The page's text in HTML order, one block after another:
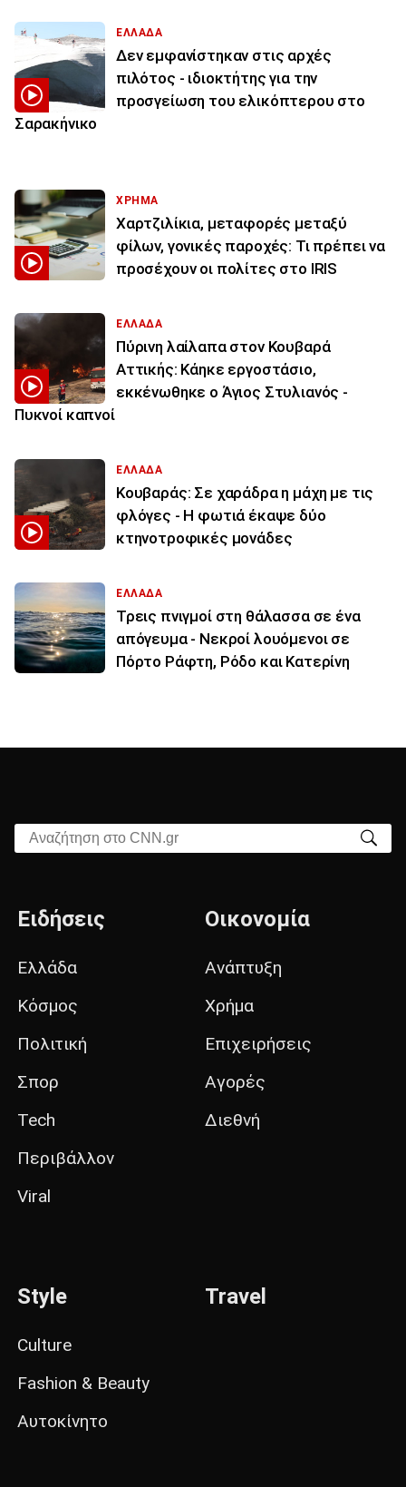
ΕΛΛΑΔΑ
Δεν εμφανίστηκαν στις αρχές
πιλότος - ιδιοκτήτης για την
προσγείωση του ελικόπτερου στο
Σαρακήνικο
ΧΡΗΜΑ
Χαρτζιλίκια, μεταφορές μεταξύ
φίλων, γονικές παροχές: Τι πρέπει να
προσέχουν οι πολίτες στο IRIS
ΕΛΛΑΔΑ
Πύρινη λαίλαπα στον Κουβαρά
Αττικής: Κάηκε εργοστάσιο,
εκκένωθηκε ο Άγιος Στυλιανός -
Πυκνοί καπνοί
ΕΛΛΑΔΑ
Κουβαράς: Σε χαράδρα η μάχη με τις
φλόγες - Η φωτιά έκαψε δύο
κτηνοτροφικές μονάδες
ΕΛΛΑΔΑ
Τρεις πνιγμοί στη θάλασσα σε ένα
απόγευμα - Νεκροί λουόμενοι σε
Πόρτο Ράφτη, Ρόδο και Κατερίνη
Αναζήτηση στο CNN.gr
Ειδήσεις
Ελλάδα
Κόσμος
Πολιτική
Σπορ
Tech
Περιβάλλον
Viral
Οικονομία
Ανάπτυξη
Χρήμα
Επιχειρήσεις
Αγορές
Διεθνή
Style
Culture
Fashion & Beauty
Αυτοκίνητο
Travel